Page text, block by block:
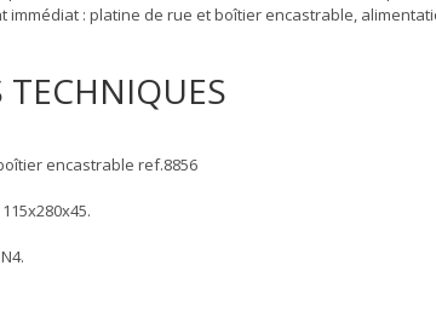
: platine de rue et boîtier encastrable,
TECHNIQUES
encastrable ref.8856